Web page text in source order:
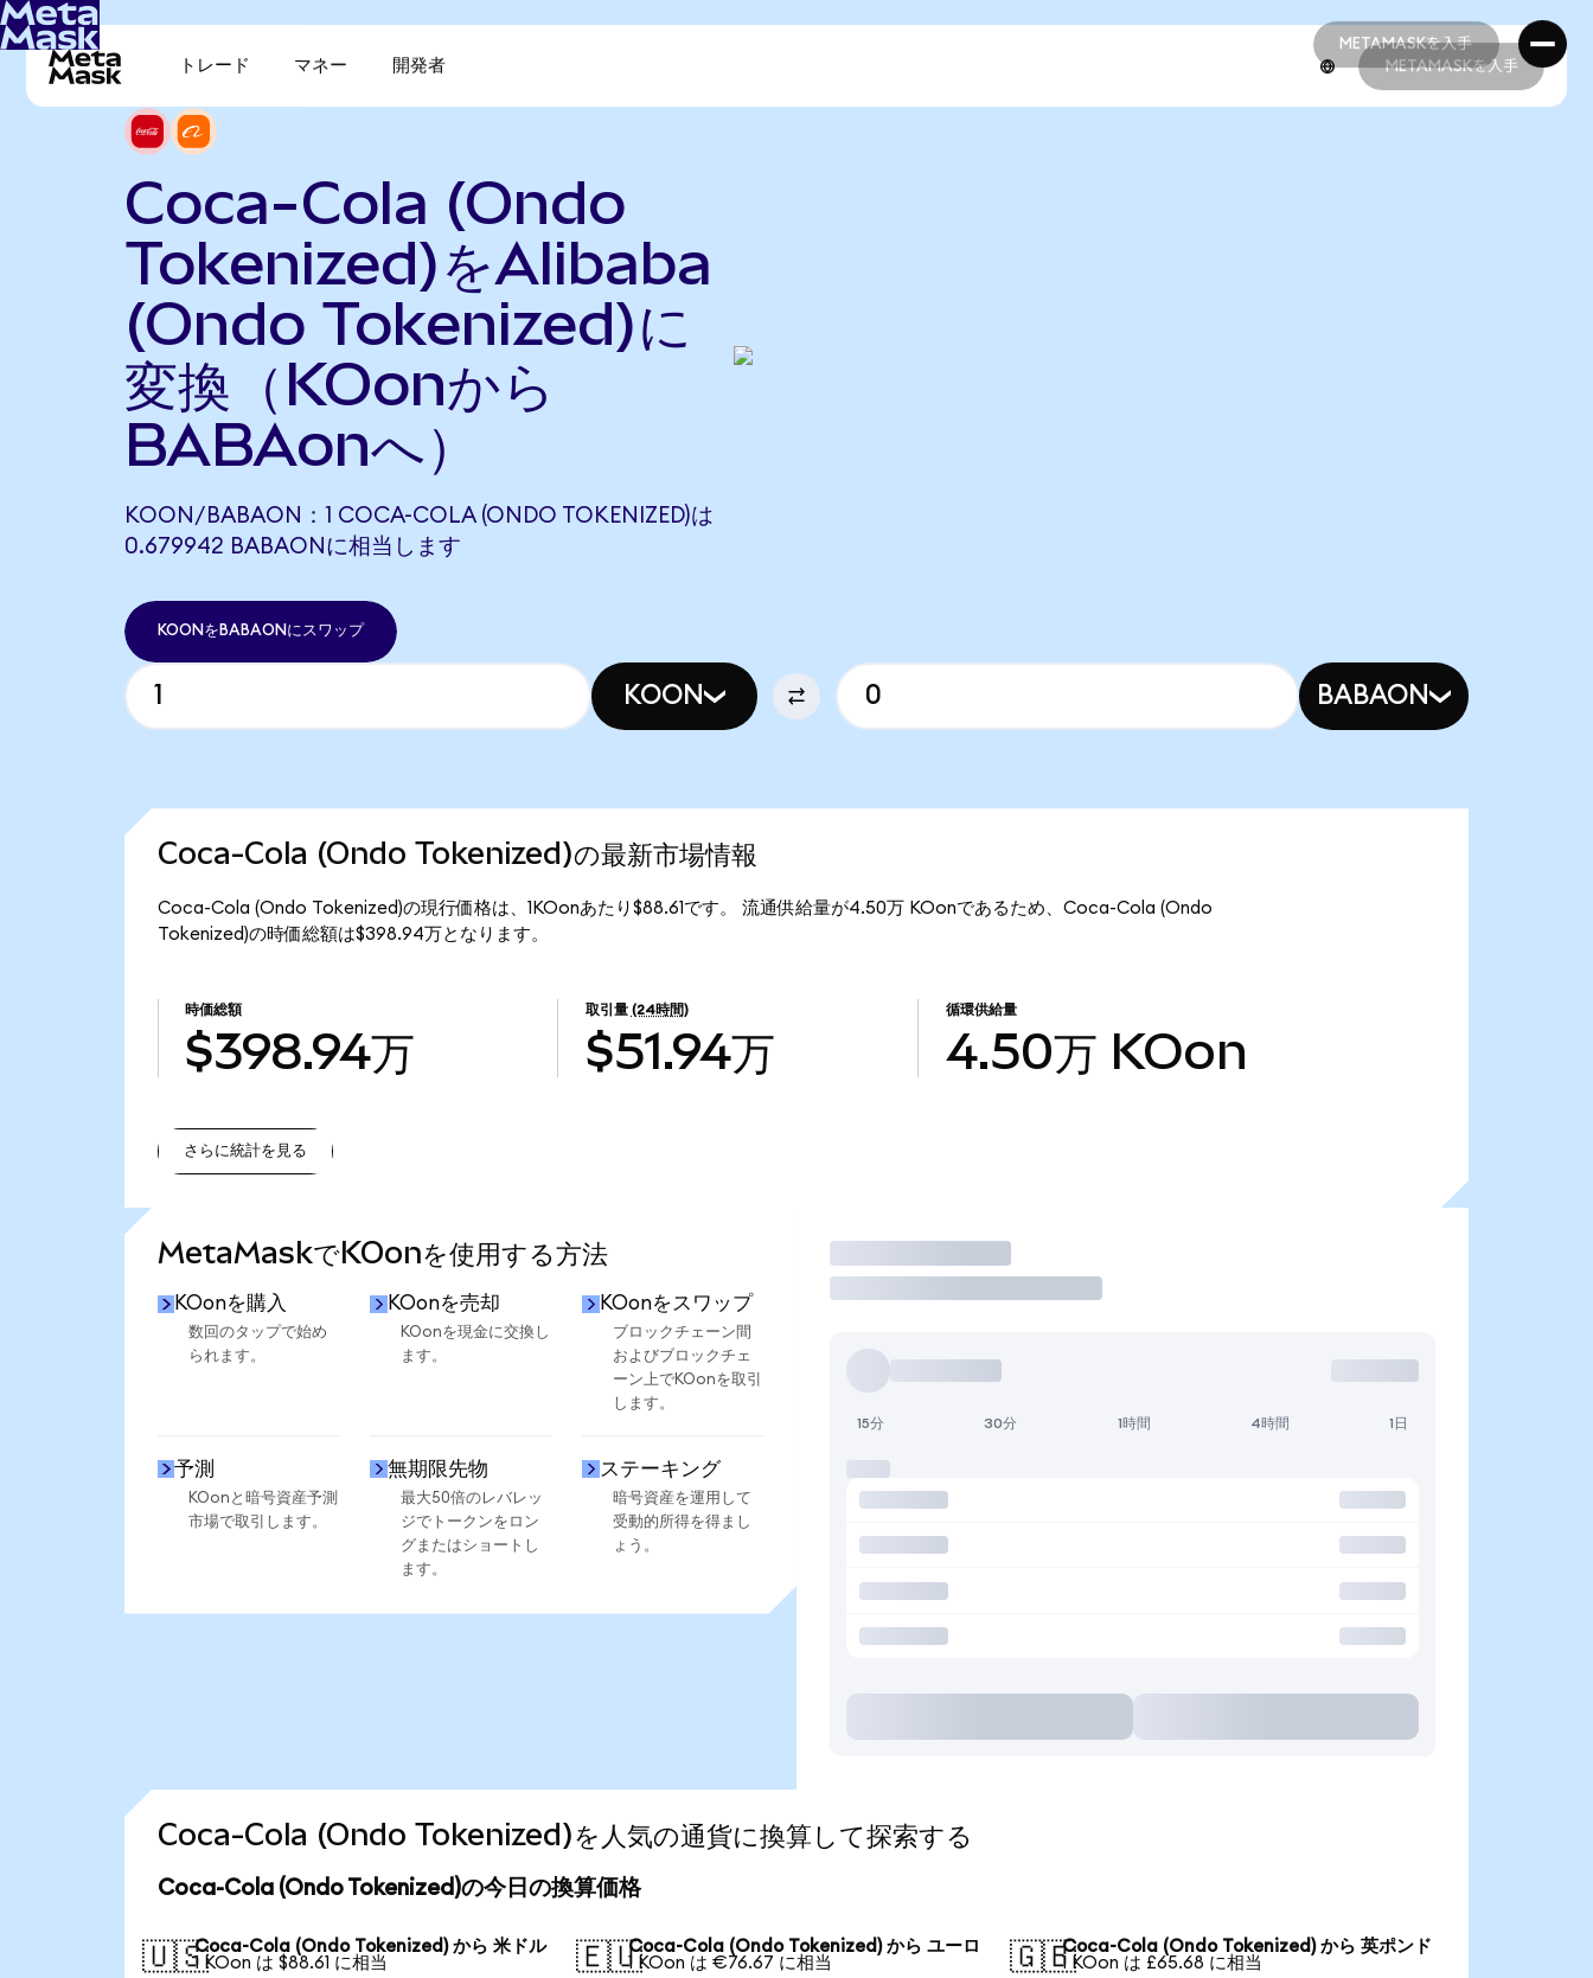
METAMASKを入手
METAMASKを入手
トレード マネー 開発者 METAMASKを入手
Coca-Cola (Ondo
Tokenized)をAlibaba
(Ondo Tokenized)に
変換（KOonから
BABAonへ）
KOON/BABAON：1 COCA-COLA (ONDO TOKENIZED)は
0.679942 BABAONに相当します
KOONをBABAONにスワップ
KOON BABAON
Coca-Cola (Ondo Tokenized)の最新市場情報
Coca-Cola (Ondo Tokenized)の現行価格は、1KOonあたり$88.61です。 流通供給量が4.50万 KOonであるため、Coca-Cola (Ondo
Tokenized)の時価総額は$398.94万となります。
時価総額
$398.94万
取引量 (24時間)
$51.94万
循環供給量
4.50万 KOon
さらに統計を見る
MetaMaskでKOonを使用する方法
KOonを購入
数回のタップで始め
られます。
KOonを売却
KOonを現金に交換し
ます。
KOonをスワップ
ブロックチェーン間
およびブロックチェ
ーン上でKOonを取引
します。
予測
KOonと暗号資産予測
市場で取引します。
無期限先物
最大50倍のレバレッ
ジでトークンをロン
グまたはショートし
ます。
ステーキング
暗号資産を運用して
受動的所得を得まし
ょう。
取引
15分 30分 1時間 4時間 1日
Coca-Cola (Ondo Tokenized)を人気の通貨に換算して探索する
Coca-Cola (Ondo Tokenized)の今日の換算価格
🇺🇸Coca-Cola (Ondo Tokenized) から 米ドル
1 KOon は $88.61 に相当
🇪🇺Coca-Cola (Ondo Tokenized) から ユーロ
1 KOon は €76.67 に相当
🇬🇧Coca-Cola (Ondo Tokenized) から 英ポンド
1 KOon は £65.68 に相当